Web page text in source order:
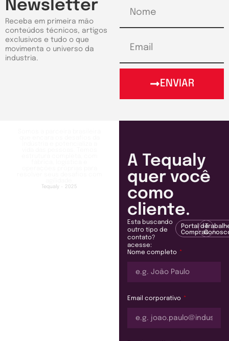
Newsletter
Receba em primeira mão
conteúdos técnicos, artigos
exclusivos e tudo o que
movimenta o universo da
industria.
ENVIAR
Tequaly - 2025
A Tequaly
quer você
como
cliente.
Esta buscando
outro tipo de
contato?
acesse:
Portal de
Compras
Nome completo
Email corporativo